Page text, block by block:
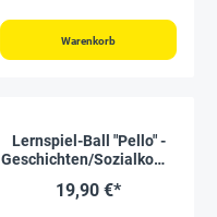
Warenkorb
Lernspiel-Ball "Pello" -
Geschichten/Sozialkomp
19,90 €*